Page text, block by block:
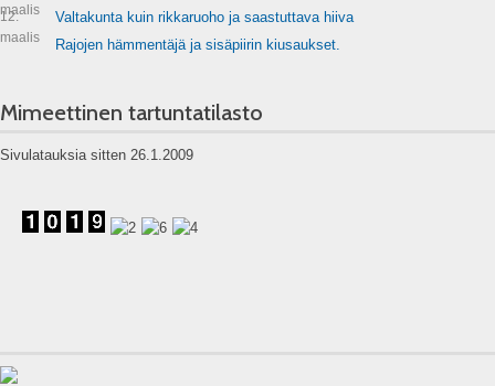
maalis
12.
maalis
Valtakunta kuin rikkaruoho ja saastuttava hiiva
Rajojen hämmentäjä ja sisäpiirin kiusaukset.
Mimeettinen tartuntatilasto
Sivulatauksia sitten 26.1.2009